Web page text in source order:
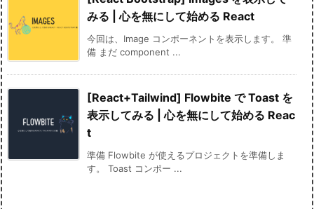
みる | 心を無にして始める React
今回は、Image コンポーネントを表示します。 準
備 まだ component ...
[React+Tailwind] Flowbite で Toast を
表示してみる | 心を無にして始める Reac
t
準備 Flowbite が使えるプロジェクトを準備しま
す。 Toast コンポー ...